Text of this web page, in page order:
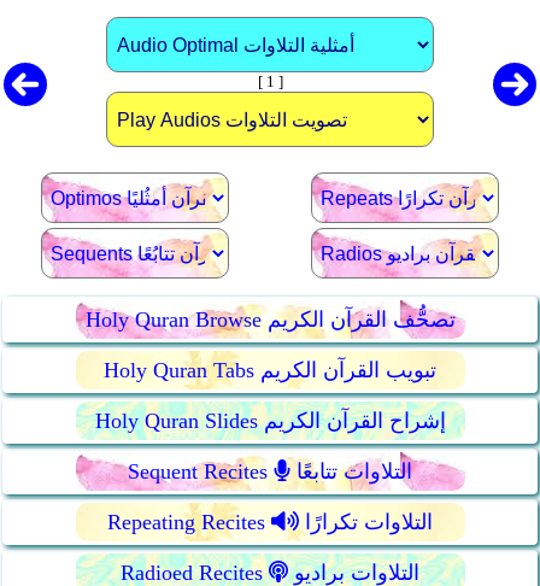
[ 1 ]
Holy Quran Browse تصحُّف القرآن الكريم
Holy Quran Tabs تبويب القرآن الكريم
Holy Quran Slides إشراح القرآن الكريم
Sequent Recites التلاوات تتابعًا
Repeating Recites التلاوات تكرارًا
Radioed Recites التلاوات براديو